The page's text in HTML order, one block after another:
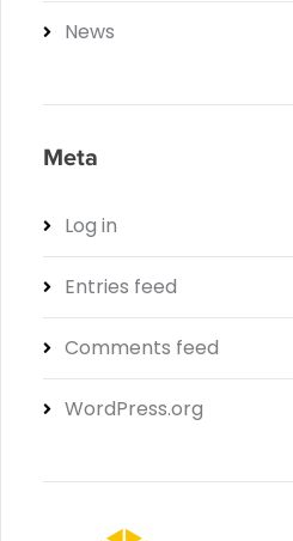
News
Meta
Log in
Entries feed
Comments feed
WordPress.org